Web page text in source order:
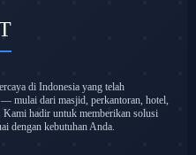
di Indonesia yang telah
mulai dari masjid, perkantoran, hotel,
Kami hadir untuk memberikan solusi
dengan kebutuhan Anda.